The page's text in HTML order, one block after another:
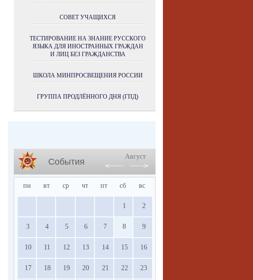
СОВЕТ УЧАЩИХСЯ
ТЕСТИРОВАНИЕ НА ЗНАНИЕ РУССКОГО
ЯЗЫКА ДЛЯ ИНОСТРАННЫХ ГРАЖДАН
И ЛИЦ БЕЗ ГРАЖДАНСТВА
ШКОЛА МИНПРОСВЕЩЕНИЯ РОССИИ
ГРУППА ПРОДЛЁННОГО ДНЯ (ГПД)
События
Август
пн вт ср чт пт сб вс
1 2
3 4 5 6 7 8 9
10 11 12 13 14 15 16
17 18 19 20 21 22 23